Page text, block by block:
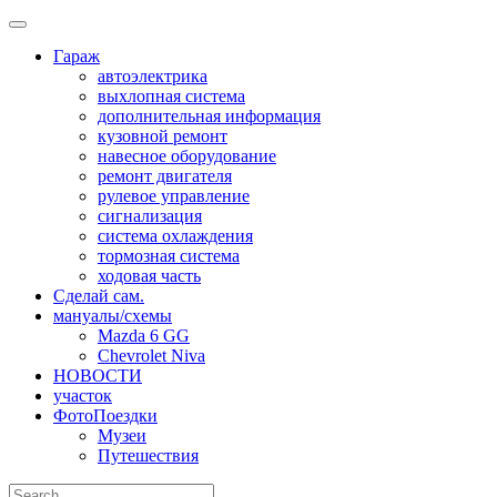
Skip
contentГараж
автоэлектрика
выхлопная система
дополнительная информация
кузовной ремонт
навесное оборудование
ремонт двигателя
рулевое управление
сигнализация
система охлаждения
тормозная система
ходовая часть
Сделай сам.
мануалы/схемы
Mazda 6 GG
Chevrolet Niva
НОВОСТИ
участок
ФотоПоездки
Музеи
Путешествия
Search